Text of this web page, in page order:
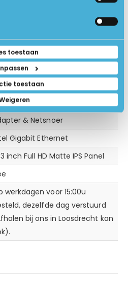
toestaan
toestaan
Windows laptop is direct
voor gebruik, even
op uw WiFi Netwerk en
maar!
Zilver
& Netsnoer
Gigabit Ethernet
inch Full HD Matte IPS Panel
werkdagen voor 15:00u
dezelfde dag verstuurd
bij ons in Loosdrecht kan